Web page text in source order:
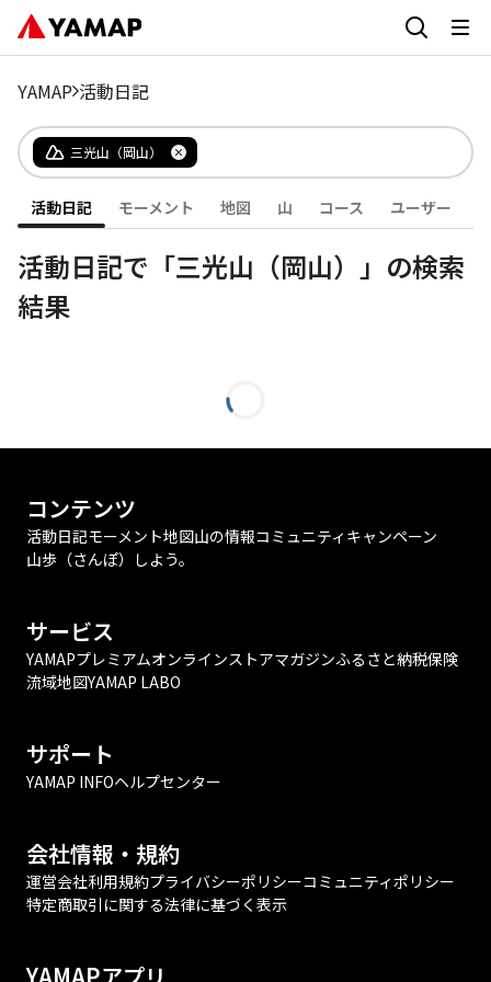
YAMAP 活動日記
三光山（岡山）
活動日記 モーメント 地図 山 コース ユーザー
活動日記で「三光山（岡山）」の検索
結果
コンテンツ
活動日記モーメント地図山の情報コミュニティ キャンペーン
山歩（さんぽ）しよう。
サービス
YAMAPプレミアムオンラインストアマガジンふるさと納税保険
流域地図YAMAP LABO
サポート
YAMAP INFOヘルプセンター
会社情報・規約
運営会社利用規約プライバシーポリシーコミュニティポリシー
特定商取引に関する法律に基づく表示